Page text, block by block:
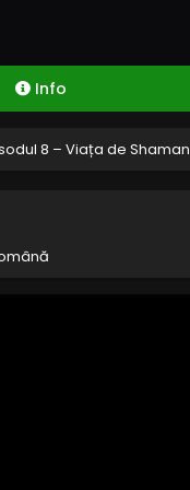
Info
8 – Viața de Shaman